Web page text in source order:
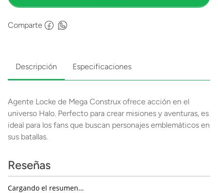
Comparte
Descripción Especificaciones
Agente Locke de Mega Construx ofrece acción en el
universo Halo. Perfecto para crear misiones y aventuras, es
ideal para los fans que buscan personajes emblemáticos en
sus batallas.
Reseñas
Cargando el resumen…